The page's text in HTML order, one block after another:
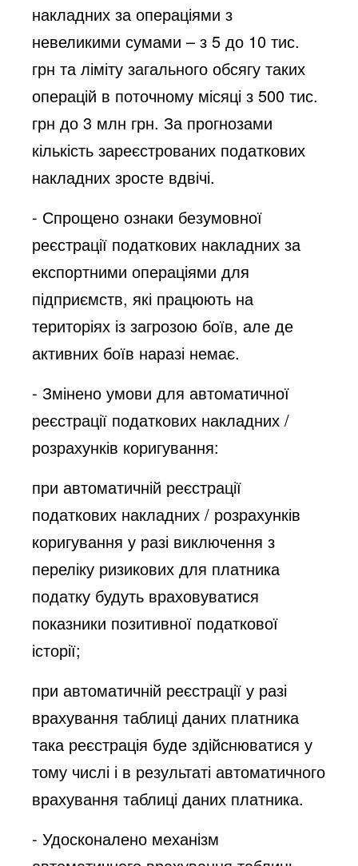
накладних за операціями з
невеликими сумами – з 5 до 10 тис.
грн та ліміту загального обсягу таких
операцій в поточному місяці з 500 тис.
грн до 3 млн грн. За прогнозами
кількість зареєстрованих податкових
накладних зросте вдвічі.
- Спрощено ознаки безумовної
реєстрації податкових накладних за
експортними операціями для
підприємств, які працюють на
територіях із загрозою боїв, але де
активних боїв наразі немає.
- Змінено умови для автоматичної
реєстрації податкових накладних /
розрахунків коригування:
при автоматичній реєстрації
податкових накладних / розрахунків
коригування у разі виключення з
переліку ризикових для платника
податку будуть враховуватися
показники позитивної податкової
історії;
при автоматичній реєстрації у разі
врахування таблиці даних платника
така реєстрація буде здійснюватися у
тому числі і в результаті автоматичного
врахування таблиці даних платника.
- Удосконалено механізм